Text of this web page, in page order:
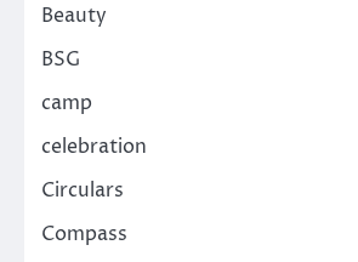
Beauty
BSG
camp
celebration
Circulars
Compass